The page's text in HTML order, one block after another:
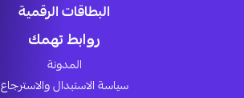
البطاقات الرقمية
روابط تهمك
المدونة
سياسة الاستبدال والاسترجاع